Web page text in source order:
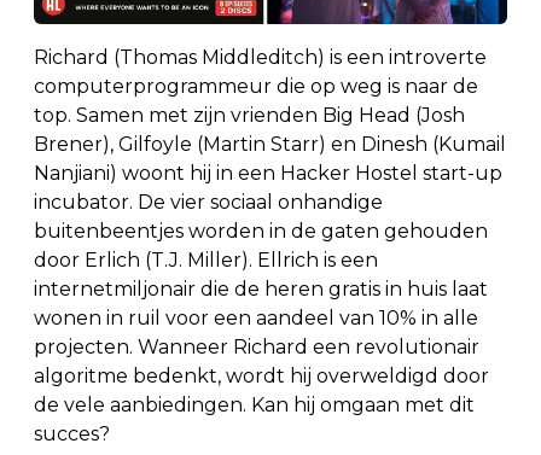
Richard (Thomas Middleditch) is een introverte
computerprogrammeur die op weg is naar de
top. Samen met zijn vrienden Big Head (Josh
Brener), Gilfoyle (Martin Starr) en Dinesh (Kumail
Nanjiani) woont hij in een Hacker Hostel start-up
incubator. De vier sociaal onhandige
buitenbeentjes worden in de gaten gehouden
door Erlich (T.J. Miller). Ellrich is een
internetmiljonair die de heren gratis in huis laat
wonen in ruil voor een aandeel van 10% in alle
projecten. Wanneer Richard een revolutionair
algoritme bedenkt, wordt hij overweldigd door
de vele aanbiedingen. Kan hij omgaan met dit
succes?